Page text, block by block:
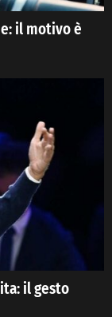
il motivo è
il gesto